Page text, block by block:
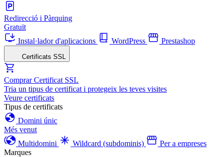
Redirecció i Pàrquing
Gratuït
Instal·lador d'aplicacions
WordPress Prestashop
Certificats SSL
Comprar Certificat SSL
Tria un tipus de certificat i protegeix les teves visites
Veure certificats
Tipus de certificats
Domini únic
Més venut
Multidomini
Wildcard (subdominis)
Per a empreses
Marques